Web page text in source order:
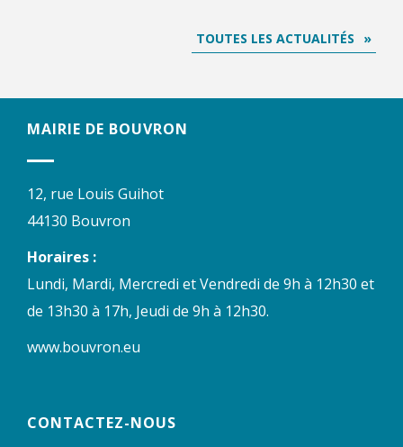
TOUTES LES ACTUALITÉS
MAIRIE DE BOUVRON
12, rue Louis Guihot
44130 Bouvron
Horaires :
Lundi, Mardi, Mercredi et Vendredi de 9h à 12h30 et
de 13h30 à 17h, Jeudi de 9h à 12h30.
www.bouvron.eu
CONTACTEZ-NOUS